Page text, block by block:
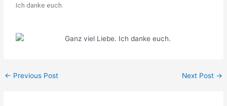
Ich danke euch.
← Previous Post Next Post →